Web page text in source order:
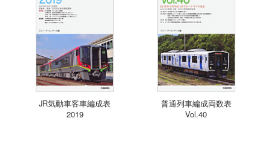
JR気動車客車編成表
2019
普通列車編成両数表
Vol.40